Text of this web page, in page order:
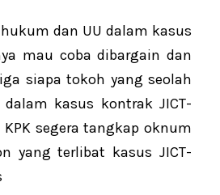
dan UU dalam kasus
mau coba dibargain dan
siapa tokoh yang seolah
kasus kontrak JICT-
KPK segera tangkap oknum
yang terlibat kasus JICT-